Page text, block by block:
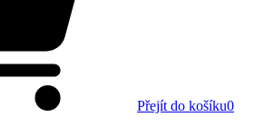
Přejít do košíku0